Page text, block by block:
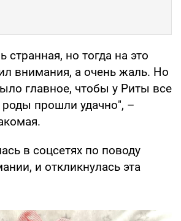
странная, но тогда на это
внимания, а очень жаль. Но
главное, чтобы у Риты все
прошли удачно", –
в соцсетях по поводу
и откликнулась эта